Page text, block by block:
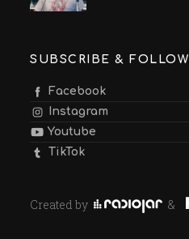
SUBSCRIBE & FOLLOW
Facebook
Instagram
Youtube
TikTok
Created by &